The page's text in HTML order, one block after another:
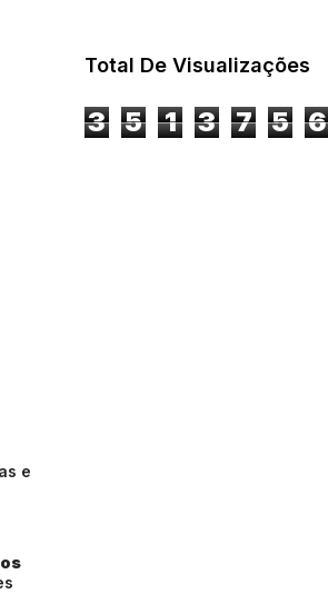
e
Total De Visualizações
3 5 1 3 7 5 6